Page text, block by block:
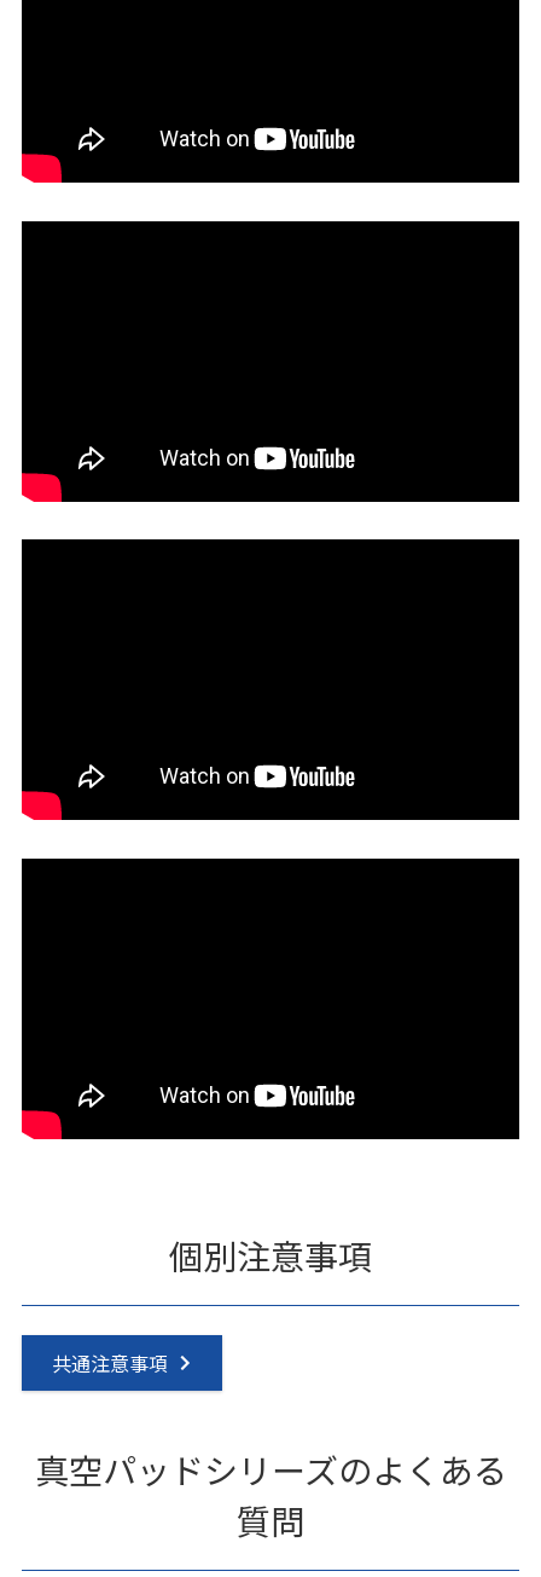
個別注意事項
共通注意事項
真空パッドシリーズのよくある
質問